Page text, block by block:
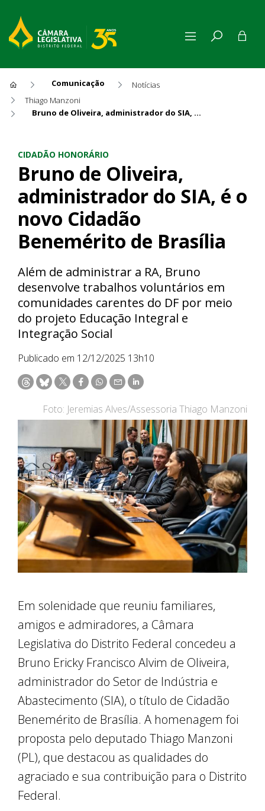
Comunicação
Notícias
Thiago Manzoni
Bruno de Oliveira, administrador do SIA, é o novo Cidadão Benemérito de Brasília
CIDADÃO HONORÁRIO
Bruno de Oliveira,
administrador do SIA, é o
novo Cidadão
Benemérito de Brasília
Além de administrar a RA, Bruno
desenvolve trabalhos voluntários em
comunidades carentes do DF por meio
do projeto Educação Integral e
Integração Social
Publicado em 12/12/2025 13h10
Foto: Jeremias Alves/Assessoria Thiago Manzoni
Em solenidade que reuniu familiares,
amigos e admiradores, a Câmara
Legislativa do Distrito Federal concedeu a
Bruno Ericky Francisco Alvim de Oliveira,
administrador do Setor de Indústria e
Abastecimento (SIA), o título de Cidadão
Benemérito de Brasília. A homenagem foi
proposta pelo deputado Thiago Manzoni
(PL), que destacou as qualidades do
agraciado e sua contribuição para o Distrito
Federal.